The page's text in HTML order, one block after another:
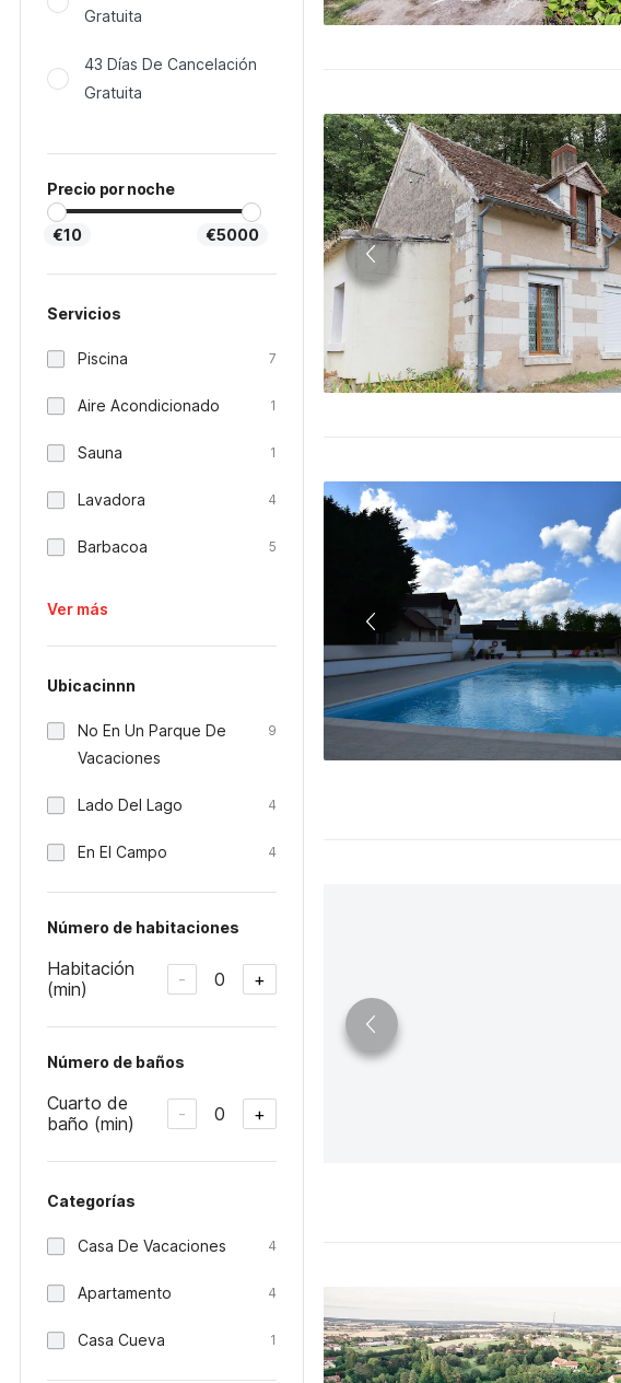
Gratuita
43 Días De Cancelación
Gratuita
Precio por noche
€10 €5000
Servicios
Piscina 7
Aire Acondicionado 1
Sauna 1
Lavadora 4
Barbacoa 5
Ver más
Ubicacinnn
No En Un Parque De
Vacaciones
9
Lado Del Lago 4
En El Campo 4
Número de habitaciones
Habitación
(min)
- 0 +
Número de baños
Cuarto de
baño (min)
- 0 +
Categorías
Casa De Vacaciones 4
Apartamento 4
Casa Cueva 1